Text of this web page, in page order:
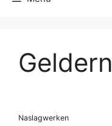
Geldern
Naslagwerken